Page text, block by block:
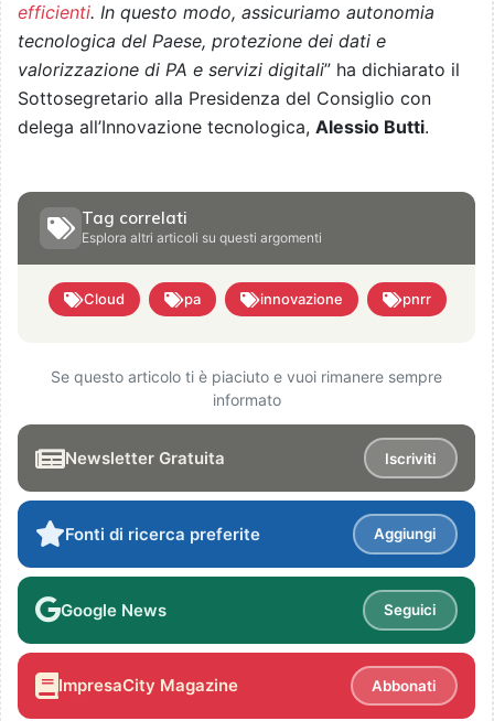
efficienti. In questo modo, assicuriamo autonomia
tecnologica del Paese, protezione dei dati e
valorizzazione di PA e servizi digitali” ha dichiarato il
Sottosegretario alla Presidenza del Consiglio con
delega all’Innovazione tecnologica, Alessio Butti.
Tag correlati
Esplora altri articoli su questi argomenti
Cloud pa innovazione pnrr
Se questo articolo ti è piaciuto e vuoi rimanere sempre
informato
Newsletter Gratuita Iscriviti
Fonti di ricerca preferite Aggiungi
Google News Seguici
ImpresaCity Magazine Abbonati